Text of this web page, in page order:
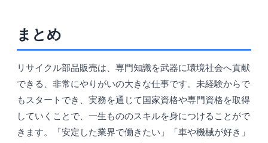
まとめ
リサイクル部品販売は、専門知識を武器に環境社会へ貢献
できる、非常にやりがいの大きな仕事です。未経験からで
もスタートでき、実務を通じて国家資格や専門資格を取得
していくことで、一生もののスキルを身につけることがで
きます。「安定した業界で働きたい」「車や機械が好き」